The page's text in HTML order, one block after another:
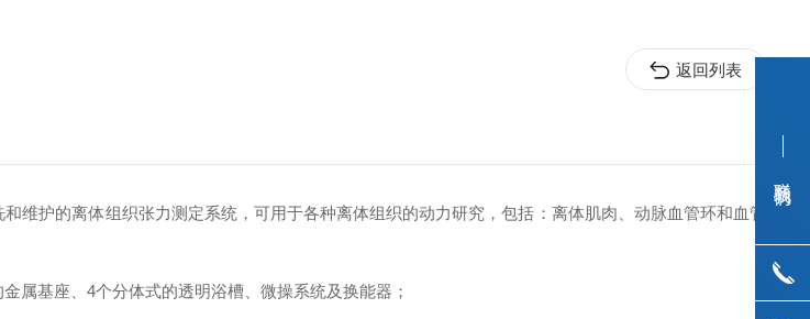
维护的离体组织张力测定系统，可用于各种离体组织的动力研究，包括：离体肌肉、动脉血管环和血管
属基座、4个分体式的透明浴槽、微操系统及换能器；
返回列表